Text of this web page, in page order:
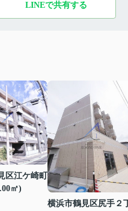
LINEで共有する
区江ケ崎町
㎡)
横浜市鶴見区尻手２